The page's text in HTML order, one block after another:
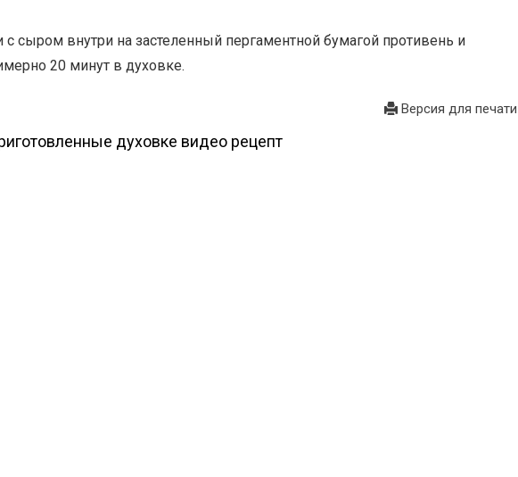
сыром внутри на застеленный пергаментной бумагой противень и
20 минут в духовке.
Версия для печати
духовке видео рецепт